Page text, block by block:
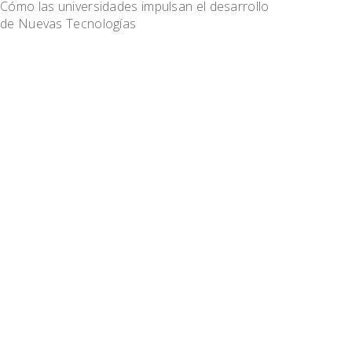
Cómo las universidades impulsan el desarrollo
de Nuevas Tecnologías